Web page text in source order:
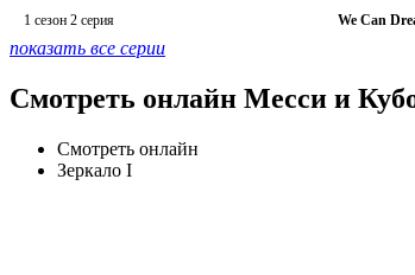
1 сезон 2 серия
We Can
показать все серии
Смотреть онлайн Месси и
Смотреть онлайн
Зеркало I